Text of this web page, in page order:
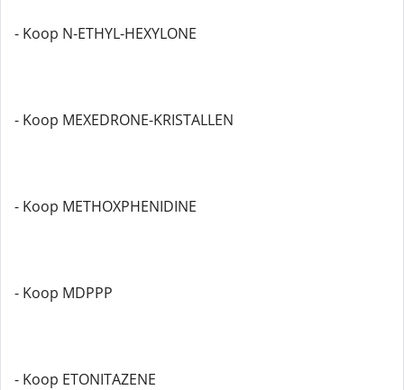
- Koop N-ETHYL-HEXYLONE
- Koop MEXEDRONE-KRISTALLEN
- Koop METHOXPHENIDINE
- Koop MDPPP
- Koop ETONITAZENE